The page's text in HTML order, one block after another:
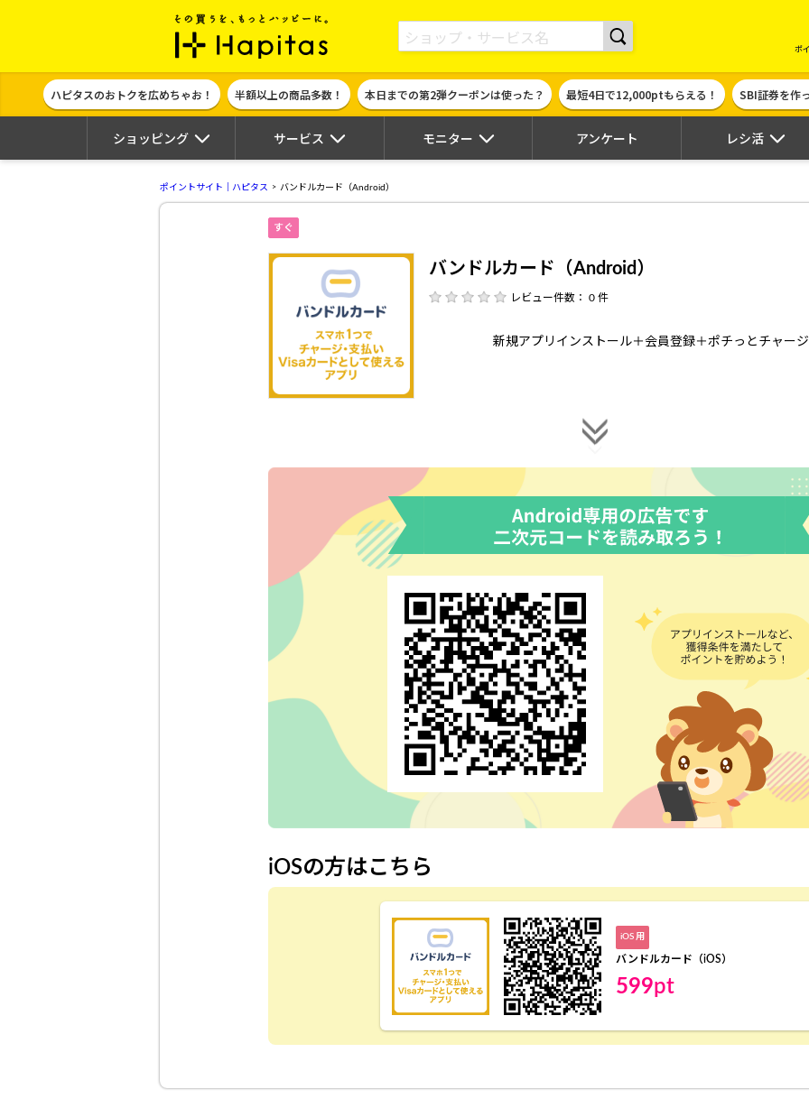
ポイント貯めて現金やギフト券に交換できるポイントサイト | ハピタス
ポ
ハピタスのおトクを広めちゃお！ 半額以上の商品多数！ 本日までの第2弾クーポンは使った？ 最短4日で12,000ptもらえる！ SBI証券を作
ショッピング サービス モニター アンケート レシ活
ポイントサイト｜ハピタス バンドルカード（Android）
すぐ
バンドルカード（Android）
レビュー件数： 0 件
新規アプリインストール＋会員登録＋ポチっとチャー
iOSの方はこちら
iOS 用
バンドルカード（iOS）
599pt